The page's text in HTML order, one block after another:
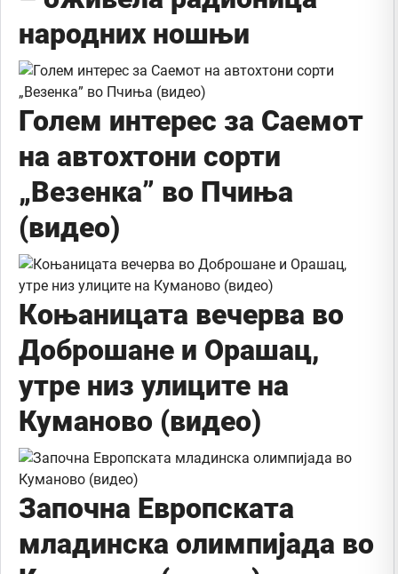
народних ношњи
Голем интерес за Саемот
на автохтони сорти
„Везенка” во Пчиња
(видео)
Коњаницата вечерва во
Доброшане и Орашац,
утре низ улиците на
Куманово (видео)
Започна Европската
младинска олимпијада во